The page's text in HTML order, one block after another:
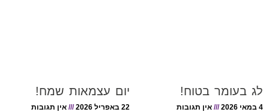
לג בעומר בטוח!
4 במאי 2026 אין תגובות
יום עצמאות שמח!
22 באפריל 2026 אין תגובות